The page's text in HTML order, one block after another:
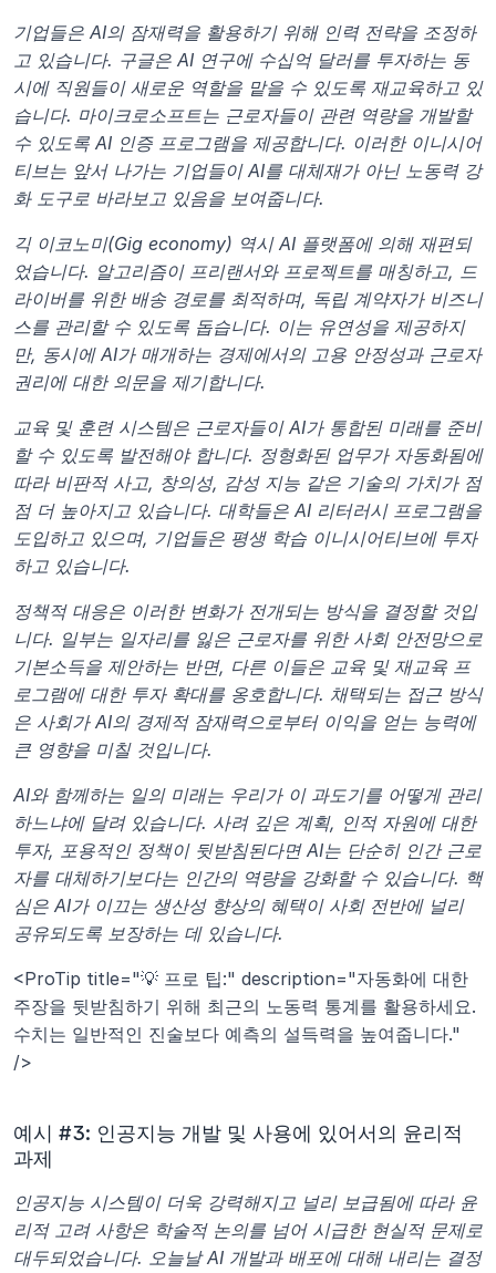
기업들은 AI의 잠재력을 활용하기 위해 인력 전략을 조정하
고 있습니다. 구글은 AI 연구에 수십억 달러를 투자하는 동
시에 직원들이 새로운 역할을 맡을 수 있도록 재교육하고 있
습니다. 마이크로소프트는 근로자들이 관련 역량을 개발할
수 있도록 AI 인증 프로그램을 제공합니다. 이러한 이니시어
티브는 앞서 나가는 기업들이 AI를 대체재가 아닌 노동력 강
화 도구로 바라보고 있음을 보여줍니다.
긱 이코노미(Gig economy) 역시 AI 플랫폼에 의해 재편되
었습니다. 알고리즘이 프리랜서와 프로젝트를 매칭하고, 드
라이버를 위한 배송 경로를 최적하며, 독립 계약자가 비즈니
스를 관리할 수 있도록 돕습니다. 이는 유연성을 제공하지
만, 동시에 AI가 매개하는 경제에서의 고용 안정성과 근로자
권리에 대한 의문을 제기합니다.
교육 및 훈련 시스템은 근로자들이 AI가 통합된 미래를 준비
할 수 있도록 발전해야 합니다. 정형화된 업무가 자동화됨에
따라 비판적 사고, 창의성, 감성 지능 같은 기술의 가치가 점
점 더 높아지고 있습니다. 대학들은 AI 리터러시 프로그램을
도입하고 있으며, 기업들은 평생 학습 이니시어티브에 투자
하고 있습니다.
정책적 대응은 이러한 변화가 전개되는 방식을 결정할 것입
니다. 일부는 일자리를 잃은 근로자를 위한 사회 안전망으로
기본소득을 제안하는 반면, 다른 이들은 교육 및 재교육 프
로그램에 대한 투자 확대를 옹호합니다. 채택되는 접근 방식
은 사회가 AI의 경제적 잠재력으로부터 이익을 얻는 능력에
큰 영향을 미칠 것입니다.
AI와 함께하는 일의 미래는 우리가 이 과도기를 어떻게 관리
하느냐에 달려 있습니다. 사려 깊은 계획, 인적 자원에 대한
투자, 포용적인 정책이 뒷받침된다면 AI는 단순히 인간 근로
자를 대체하기보다는 인간의 역량을 강화할 수 있습니다. 핵
심은 AI가 이끄는 생산성 향상의 혜택이 사회 전반에 널리
공유되도록 보장하는 데 있습니다.
<ProTip title="💡 프로 팁:" description="자동화에 대한
주장을 뒷받침하기 위해 최근의 노동력 통계를 활용하세요.
수치는 일반적인 진술보다 예측의 설득력을 높여줍니다."
/>
예시 #3: 인공지능 개발 및 사용에 있어서의 윤리적
과제
인공지능 시스템이 더욱 강력해지고 널리 보급됨에 따라 윤
리적 고려 사항은 학술적 논의를 넘어 시급한 현실적 문제로
대두되었습니다. 오늘날 AI 개발과 배포에 대해 내리는 결정